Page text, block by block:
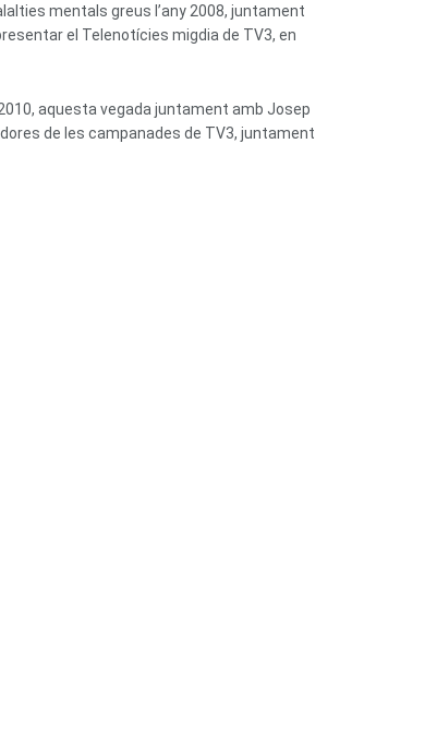
mentals greus l’any 2008, juntament
el Telenotícies migdia de TV3, en
aquesta vegada juntament amb Josep
de les campanades de TV3, juntament